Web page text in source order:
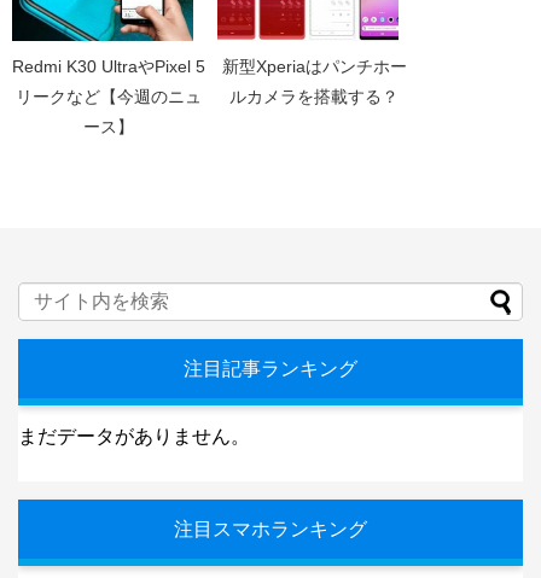
Redmi K30 UltraやPixel 5
リークなど【今週のニュ
ース】
新型Xperiaはパンチホー
ルカメラを搭載する？
注目記事ランキング
まだデータがありません。
注目スマホランキング